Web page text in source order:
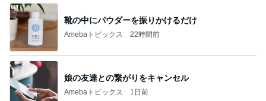
靴の中にパウダーを振りかけるだけ
Amebaトピックス 22時間前
娘の友達との繋がりをキャンセル
Amebaトピックス 1日前